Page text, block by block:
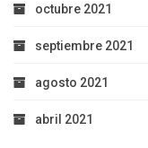
octubre 2021
septiembre 2021
agosto 2021
abril 2021